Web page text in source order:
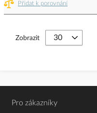
Přidat k porovnání
Zobrazit
Pro zákazníky